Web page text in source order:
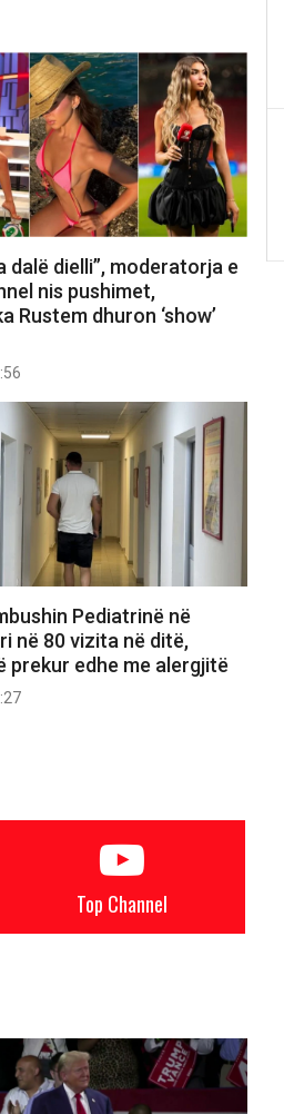
dalë dielli”, moderatorja e
nis pushimet,
Rustem dhuron ‘show’
Pediatrinë në
në 80 vizita në ditë,
prekur edhe me alergjitë
Top Channel